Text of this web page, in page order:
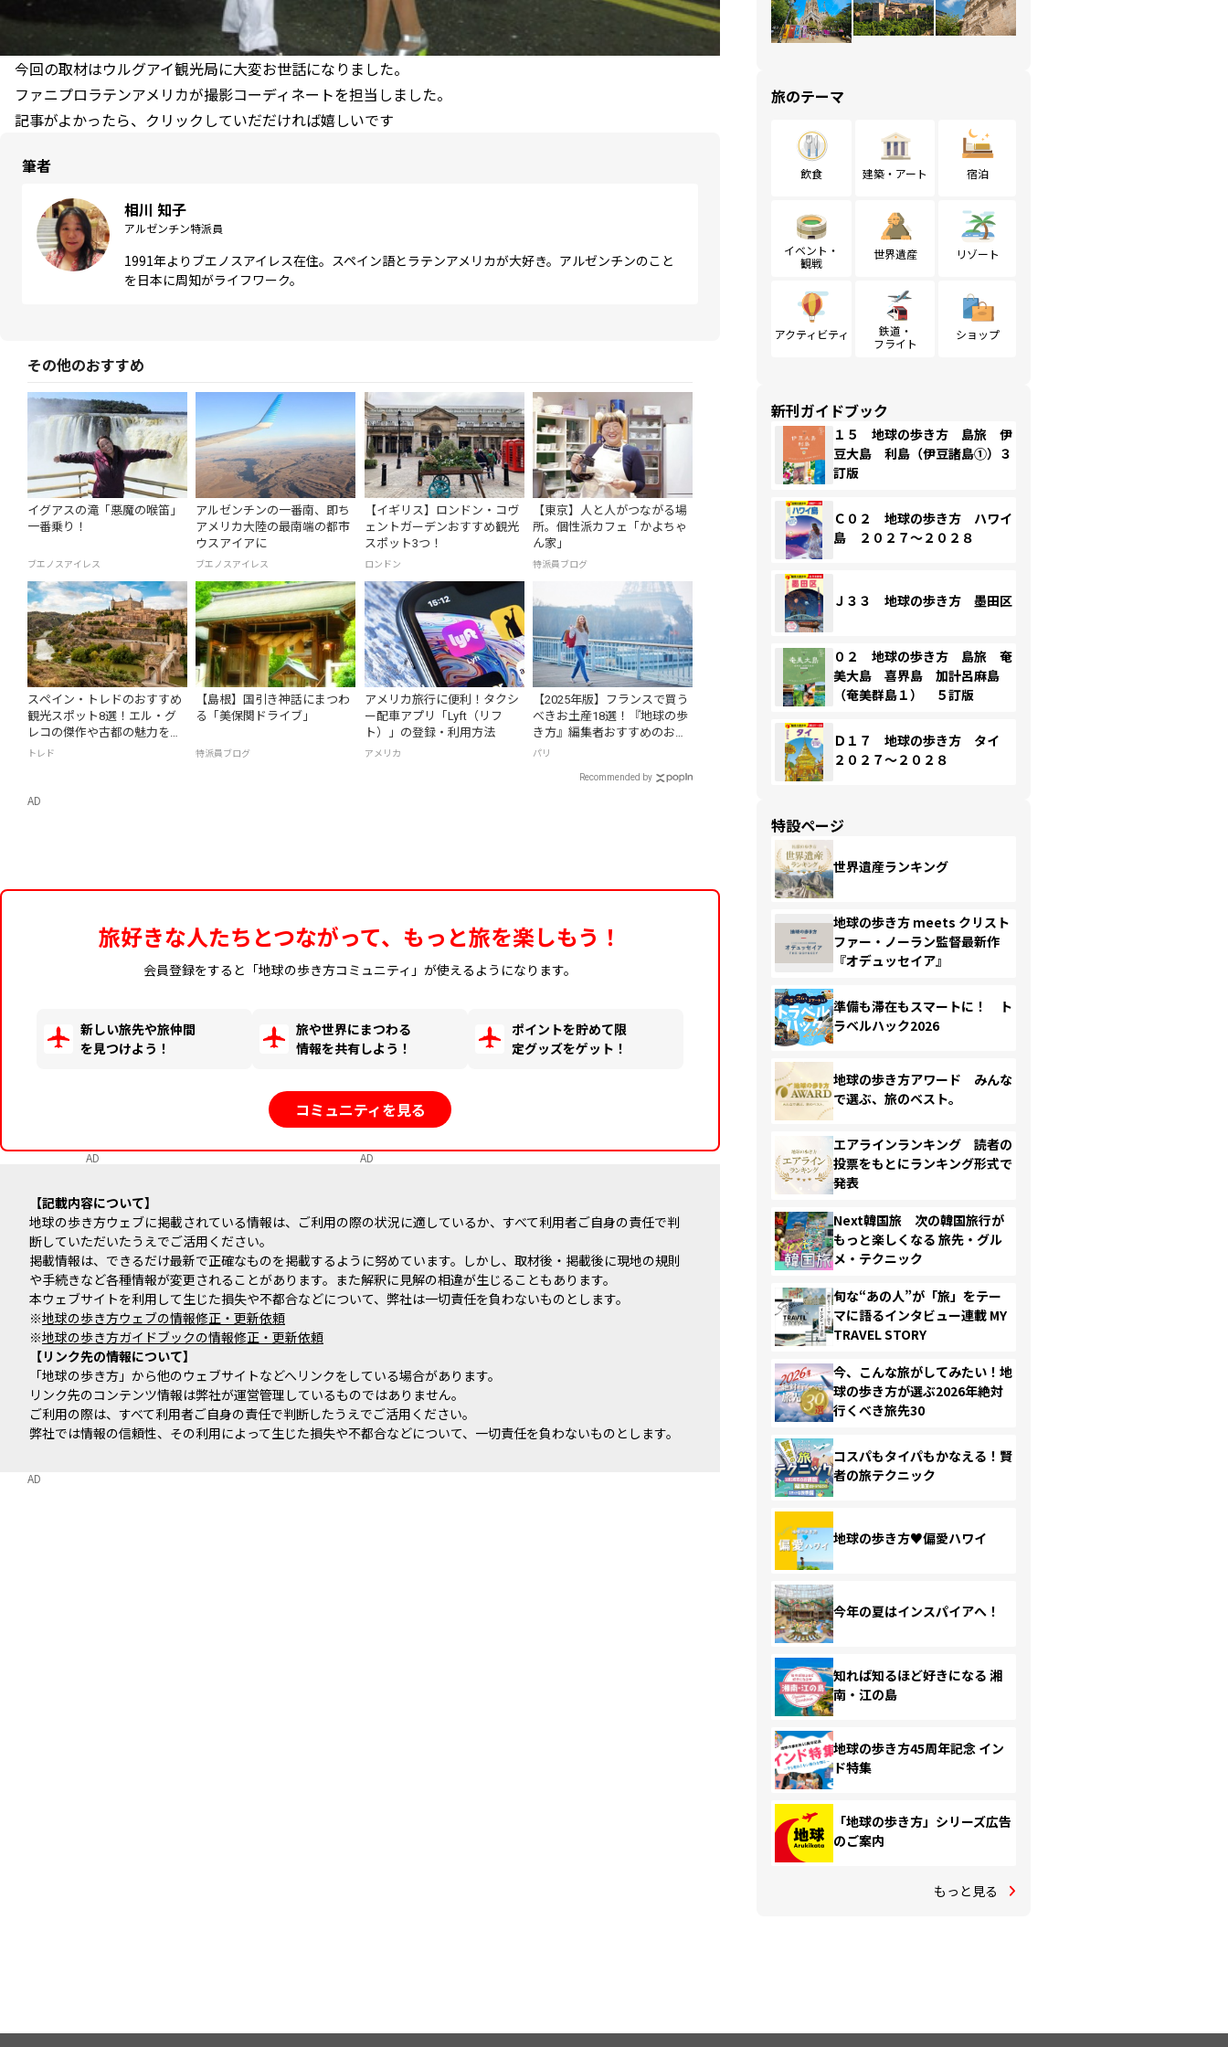
今回の取材はウルグアイ観光局に大変お世話になりました。
ファニプロラテンアメリカが撮影コーディネートを担当しました。
記事がよかったら、クリックしていだだければ嬉しいです
筆者
相川 知子
アルゼンチン特派員
1991年よりブエノスアイレス在住。スペイン語とラテンアメリカが大好き。アルゼンチンのこと
を日本に周知がライフワーク。
その他のおすすめ
イグアスの滝「悪魔の喉笛」
一番乗り！
ブエノスアイレス
アルゼンチンの一番南、即ち
アメリカ大陸の最南端の都市
ウスアイアに
ブエノスアイレス
【イギリス】ロンドン・コヴ
ェントガーデンおすすめ観光
スポット3つ！
ロンドン
【東京】人と人がつながる場
所。個性派カフェ「かよちゃ
ん家」
特派員ブログ
スペイン・トレドのおすすめ
観光スポット8選！エル・グ
レコの傑作や古都の魅力を満
喫
トレド
【島根】国引き神話にまつわ
る「美保関ドライブ」
特派員ブログ
アメリカ旅行に便利！タクシ
ー配車アプリ「Lyft（リフ
ト）」の登録・利用方法
アメリカ
【2025年版】フランスで買う
べきお土産18選！『地球の歩
き方』編集者おすすめのお菓
子や雑貨などを紹介
パリ
Recommended by
AD
旅好きな人たちとつながって、もっと旅を楽しもう！
会員登録をすると「地球の歩き方コミュニティ」が使えるようになります。
新しい旅先や旅仲間
を見つけよう！
旅や世界にまつわる
情報を共有しよう！
ポイントを貯めて限
定グッズをゲット！
コミュニティを見る
AD AD
記載内容について
地球の歩き方ウェブに掲載されている情報は、ご利用の際の状況に適しているか、すべて利用者ご自身の責任で判
断していただいたうえでご活用ください。
掲載情報は、できるだけ最新で正確なものを掲載するように努めています。しかし、取材後・掲載後に現地の規則
や手続きなど各種情報が変更されることがあります。また解釈に見解の相違が生じることもあります。
本ウェブサイトを利用して生じた損失や不都合などについて、弊社は一切責任を負わないものとします。
※地球の歩き方ウェブの情報修正・更新依頼
※地球の歩き方ガイドブックの情報修正・更新依頼
リンク先の情報について
「地球の歩き方」から他のウェブサイトなどへリンクをしている場合があります。
リンク先のコンテンツ情報は弊社が運営管理しているものではありません。
ご利用の際は、すべて利用者ご自身の責任で判断したうえでご活用ください。
弊社では情報の信頼性、その利用によって生じた損失や不都合などについて、一切責任を負わないものとします。
AD
旅のテーマ
飲食 建築・アート 宿泊
イベント・
観戦
世界遺産 リゾート
アクティビティ
鉄道・
フライト
ショップ
新刊ガイドブック
１５ 地球の歩き方 島旅 伊
豆大島 利島（伊豆諸島①）３
訂版
Ｃ０２ 地球の歩き方 ハワイ
島 ２０２７～２０２８
Ｊ３３ 地球の歩き方 墨田区
０２ 地球の歩き方 島旅 奄
美大島 喜界島 加計呂麻島
（奄美群島１） ５訂版
Ｄ１７ 地球の歩き方 タイ
２０２７～２０２８
特設ページ
世界遺産ランキング
地球の歩き方 meets クリスト
ファー・ノーラン監督最新作
『オデュッセイア』
準備も滞在もスマートに！ ト
ラベルハック2026
地球の歩き方アワード みんな
で選ぶ、旅のベスト。
エアラインランキング 読者の
投票をもとにランキング形式で
発表
Next韓国旅 次の韓国旅行が
もっと楽しくなる 旅先・グル
メ・テクニック
旬な“あの人”が「旅」をテー
マに語るインタビュー連載 MY
TRAVEL STORY
今、こんな旅がしてみたい！地
球の歩き方が選ぶ2026年絶対
行くべき旅先30
コスパもタイパもかなえる！賢
者の旅テクニック
地球の歩き方♥偏愛ハワイ
今年の夏はインスパイアへ！
知れば知るほど好きになる 湘
南・江の島
地球の歩き方45周年記念 イン
ド特集
「地球の歩き方」シリーズ広告
のご案内
もっと見る